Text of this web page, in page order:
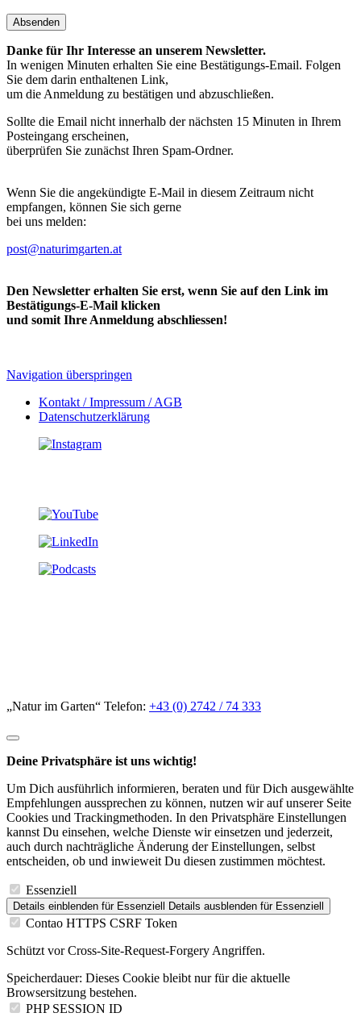
Absenden
Danke für Ihr Interesse an unserem Newsletter.
In wenigen Minuten erhalten Sie eine Bestätigungs-Email. Folgen
Sie dem darin enthaltenen Link,
um die Anmeldung zu bestätigen und abzuschließen.
Sollte die Email nicht innerhalb der nächsten 15 Minuten in Ihrem
Posteingang erscheinen,
überprüfen Sie zunächst Ihren Spam-Ordner.
Wenn Sie die angekündigte E-Mail in diesem Zeitraum nicht
empfangen, können Sie sich gerne
bei uns melden:
post@naturimgarten.at
Den Newsletter erhalten Sie erst, wenn Sie auf den Link im
Bestätigungs-E-Mail klicken
und somit Ihre Anmeldung abschliessen!
Navigation überspringen
Kontakt / Impressum / AGB
Datenschutzerklärung
„Natur im Garten“ Telefon: +43 (0) 2742 / 74 333
Deine Privatsphäre ist uns wichtig!
Um Dich ausführlich informieren, beraten und für Dich ausgewählte
Empfehlungen aussprechen zu können, nutzen wir auf unserer Seite
Cookies und Trackingmethoden. In den Privatsphäre Einstellungen
kannst Du einsehen, welche Dienste wir einsetzen und jederzeit,
auch durch nachträgliche Änderung der Einstellungen, selbst
entscheiden, ob und inwieweit Du diesen zustimmen möchtest.
Essenziell
Details einblenden für Essenziell Details ausblenden für Essenziell
Contao HTTPS CSRF Token
Schützt vor Cross-Site-Request-Forgery Angriffen.
Speicherdauer: Dieses Cookie bleibt nur für die aktuelle
Browsersitzung bestehen.
PHP SESSION ID